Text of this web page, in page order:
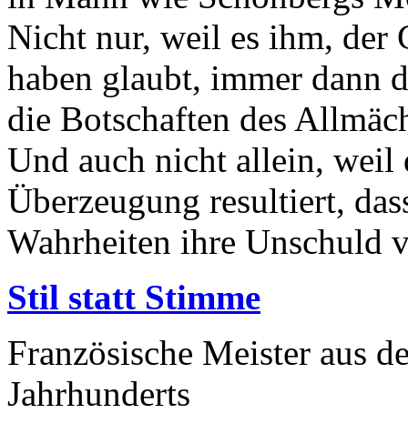
Nicht nur, weil es ihm, der
haben glaubt, immer dann
die Botschaften des
Und auch nicht allein, weil
Überzeugung resultiert,
Wahrheiten ihre Unschuld
Stil statt Stimme
Französische Meister aus
Jahrhunderts